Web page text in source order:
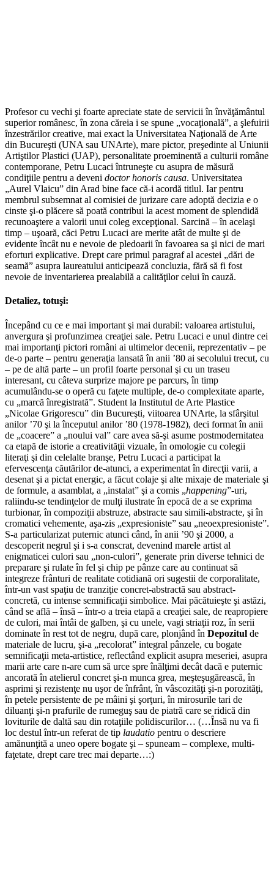
Profesor cu vechi şi foarte apreciate state de servicii în învăţământul
superior românesc, în zona căreia i se spune „vocaţională”, a şlefuirii
înzestrărilor creative, mai exact la Universitatea Naţională de Arte
din Bucureşti (UNA sau UNArte), mare pictor, preşedinte al Uniunii
Artiştilor Plastici (UAP), personalitate proeminentă a culturii române
contemporane, Petru Lucaci întruneşte cu asupra de măsură
condiţiile pentru a deveni doctor honoris causa. Universitatea
„Aurel Vlaicu” din Arad bine face că-i acordă titlul. Iar pentru
membrul subsemnat al comisiei de jurizare care adoptă decizia e o
cinste şi-o plăcere să poată contribui la acest moment de splendidă
recunoaştere a valorii unui coleg excepţional. Sarcină – în acelaşi
timp – uşoară, căci Petru Lucaci are merite atât de multe şi de
evidente încât nu e nevoie de pledoarii în favoarea sa şi nici de mari
eforturi explicative. Drept care primul paragraf al acestei „dări de
seamă” asupra laureatului anticipează concluzia, fără să fi fost
nevoie de inventarierea prealabilă a calităţilor celui în cauză.
Detaliez, totuşi:
Începând cu ce e mai important şi mai durabil: valoarea artistului,
anvergura şi profunzimea creaţiei sale. Petru Lucaci e unul dintre cei
mai importanţi pictori români ai ultimelor decenii, reprezentativ – pe
de-o parte – pentru generaţia lansată în anii ’80 ai secolului trecut, cu
– pe de altă parte – un profil foarte personal şi cu un traseu
interesant, cu câteva surprize majore pe parcurs, în timp
acumulându-se o operă cu faţete multiple, de-o complexitate aparte,
cu „marcă înregistrată”. Student la Institutul de Arte Plastice
„Nicolae Grigorescu” din Bucureşti, viitoarea UNArte, la sfârşitul
anilor ’70 şi la începutul anilor ’80 (1978-1982), deci format în anii
de „coacere” a „noului val” care avea să-şi asume postmodernitatea
ca etapă de istorie a creativităţii vizuale, în omologie cu colegii
literaţi şi din celelalte branşe, Petru Lucaci a participat la
efervescenţa căutărilor de-atunci, a experimentat în direcţii varii, a
desenat şi a pictat energic, a făcut colaje şi alte mixaje de materiale şi
de formule, a asamblat, a „instalat” şi a comis „happening”-uri,
raliindu-se tendinţelor de mulţi ilustrate în epocă de a se exprima
turbionar, în compoziţii abstruze, abstracte sau simili-abstracte, şi în
cromatici vehemente, aşa-zis „expresioniste” sau „neoexpresioniste”.
S-a particularizat puternic atunci când, în anii ’90 şi 2000, a
descoperit negrul şi i s-a conscrat, devenind marele artist al
enigmaticei culori sau „non-culori”, generate prin diverse tehnici de
preparare şi rulate în fel şi chip pe pânze care au continuat să
integreze frânturi de realitate cotidiană ori sugestii de corporalitate,
într-un vast spaţiu de tranziţie concret-abstractă sau abstract-
concretă, cu intense semnificaţii simbolice. Mai păcătuieşte şi astăzi,
când se află – însă – într-o a treia etapă a creaţiei sale, de reapropiere
de culori, mai întâi de galben, şi cu unele, vagi striaţii roz, în serii
dominate în rest tot de negru, după care, plonjând în Depozitul de
materiale de lucru, şi-a „recolorat” integral pânzele, cu bogate
semnificaţii meta-artistice, reflectând explicit asupra meseriei, asupra
marii arte care n-are cum să urce spre înălţimi decât dacă e puternic
ancorată în atelierul concret şi-n munca grea, meşteşugărească, în
asprimi şi rezistenţe nu uşor de înfrânt, în vâscozităţi şi-n porozităţi,
în petele persistente de pe mâini şi şorţuri, în mirosurile tari de
diluanţi şi-n prafurile de rumeguş sau de piatră care se ridică din
loviturile de daltă sau din rotaţiile polidiscurilor… (…Însă nu va fi
loc destul într-un referat de tip laudatio pentru o descriere
amănunţită a uneo opere bogate şi – spuneam – complexe, multi-
faţetate, drept care trec mai departe…:)